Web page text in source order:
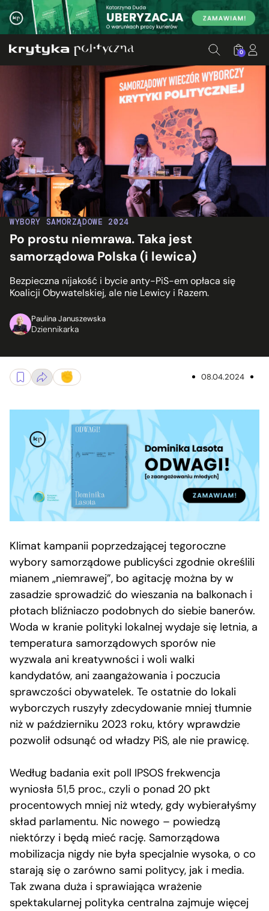
0
WYBORY SAMORZĄDOWE 2024
Po prostu niemrawa. Taka jest
samorządowa Polska (i lewica)
Bezpieczna nijakość i bycie anty-PiS-em opłaca się
Koalicji Obywatelskiej, ale nie Lewicy i Razem.
Paulina Januszewska
Dziennikarka
Fot. Jakub Szafrański
08.04.2024
Klimat kampanii poprzedzającej tegoroczne
wybory samorządowe publicyści zgodnie określili
mianem „niemrawej”, bo agitację można by w
zasadzie sprowadzić do wieszania na balkonach i
płotach bliźniaczo podobnych do siebie banerów.
Woda w kranie polityki lokalnej wydaje się letnia, a
temperatura samorządowych sporów nie
wyzwala ani kreatywności i woli walki
kandydatów, ani zaangażowania i poczucia
sprawczości obywatelek. Te ostatnie do lokali
wyborczych ruszyły zdecydowanie mniej tłumnie
niż w październiku 2023 roku, który wprawdzie
pozwolił odsunąć od władzy PiS, ale nie prawicę.
Według badania exit poll IPSOS frekwencja
wyniosła 51,5 proc., czyli o ponad 20 pkt
procentowych mniej niż wtedy, gdy wybierałyśmy
skład parlamentu. Nic nowego – powiedzą
niektórzy i będą mieć rację. Samorządowa
mobilizacja nigdy nie była specjalnie wysoka, o co
starają się o zarówno sami politycy, jak i media.
Tak zwana duża i sprawiająca wrażenie
spektakularnej polityka centralna zajmuje więcej